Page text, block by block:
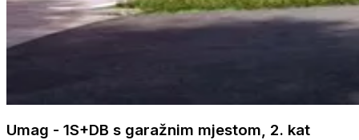
Umag - 1S+DB s garažnim mjestom, 2. kat